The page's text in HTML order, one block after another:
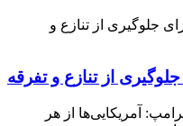
از تنازع و تفرقه